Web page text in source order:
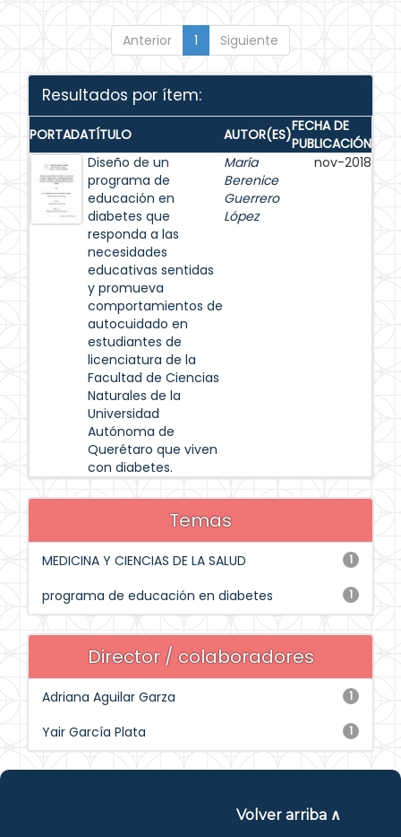
Anterior 1 Siguiente
Resultados por ítem:
PORTADATÍTULO AUTOR(ES)FECHA DE
PUBLICACIÓN
Diseño de un
programa de
educación en
diabetes que
responda a las
necesidades
educativas sentidas
y promueva
comportamientos de
autocuidado en
estudiantes de
licenciatura de la
Facultad de Ciencias
Naturales de la
Universidad
Autónoma de
Querétaro que viven
con diabetes.
María
Berenice
Guerrero
López
nov-2018
Temas
1
MEDICINA Y CIENCIAS DE LA SALUD
1
programa de educación en diabetes
Director / colaboradores
1
Adriana Aguilar Garza
1
Yair García Plata
Volver arriba ∧